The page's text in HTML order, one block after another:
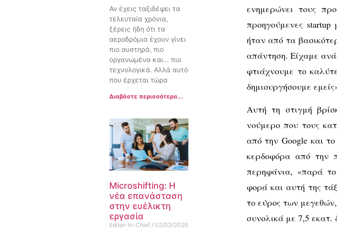
Αν έχεις ταξιδέψει τα
τελευταία χρόνια,
ξέρεις ήδη ότι τα
αεροδρόμια έχουν γίνει
πιο αυστηρά, πιο
οργανωμένα και… πιο
τεχνολογικά. Αλλά αυτό
που έρχεται τώρα
Διαβάστε περισσότερα...
Microshifting: Η
νέα επανάσταση
στην ευέλικτη
εργασία
Editor-in-Chief 02/03/2026
ενημερώνει τους
προηγούμενες
ήταν από τα
απάντηση. Είχαμε
φτιάχνουμε το
δημιουργήσουμε
Αυτή τη στιγμή
νούμερο που τους
από την Google και
κερδοφόρα από την
περηφάνια, «παρά το
φορά και αυτή της
το εύρος των
συνολικά με 7,5 εκατ.